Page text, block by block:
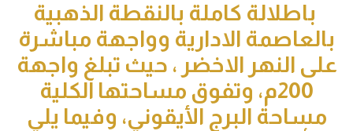
كاملة بالنقطة الذهبية
الادارية وواجهة مباشرة
النهر الاخضر ، حيث تبلغ واجهة
200م، وتفوق مساحتها الكلية
البرج الأيقوني، وفيما يلي